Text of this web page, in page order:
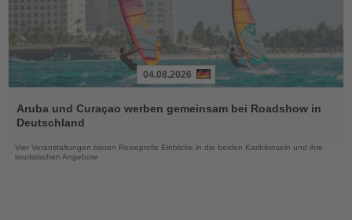
Sie
die
04.08.2026
Aruba und Curaçao werben gemeinsam bei Roadshow in
Deutschland
Vier Veranstaltungen bieten Reiseprofis Einblicke in die beiden Karibikinseln und ihre
touristischen Angebote